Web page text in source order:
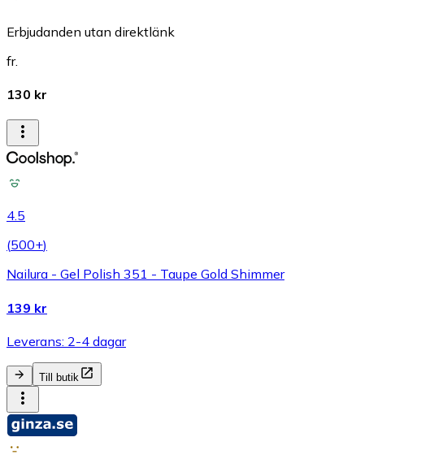
Erbjudanden utan direktlänk
fr.
130 kr
4.5
(500+)
Nailura - Gel Polish 351 - Taupe Gold Shimmer
139 kr
Leverans: 2-4 dagar
Till butik